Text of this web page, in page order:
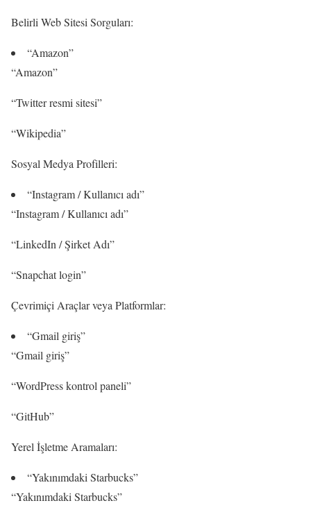
Belirli Web Sitesi Sorguları:
“Amazon”
“Amazon”
“Twitter resmi sitesi”
“Wikipedia”
Sosyal Medya Profilleri:
“Instagram / Kullanıcı adı”
“Instagram / Kullanıcı adı”
“LinkedIn / Şirket Adı”
“Snapchat login”
Çevrimiçi Araçlar veya Platformlar:
“Gmail giriş”
“Gmail giriş”
“WordPress kontrol paneli”
“GitHub”
Yerel İşletme Aramaları:
“Yakınımdaki Starbucks”
“Yakınımdaki Starbucks”